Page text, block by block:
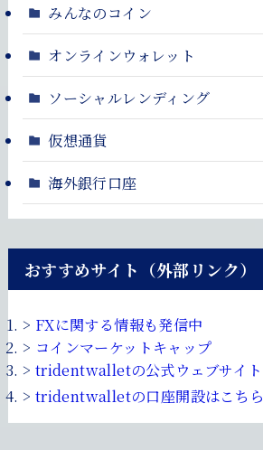
みんなのコイン
オンラインウォレット
ソーシャルレンディング
仮想通貨
海外銀行口座
おすすめサイト（外部リンク）
> FXに関する情報も発信中
> コインマーケットキャップ
> tridentwalletの公式ウェブサイト
> tridentwalletの口座開設はこちら